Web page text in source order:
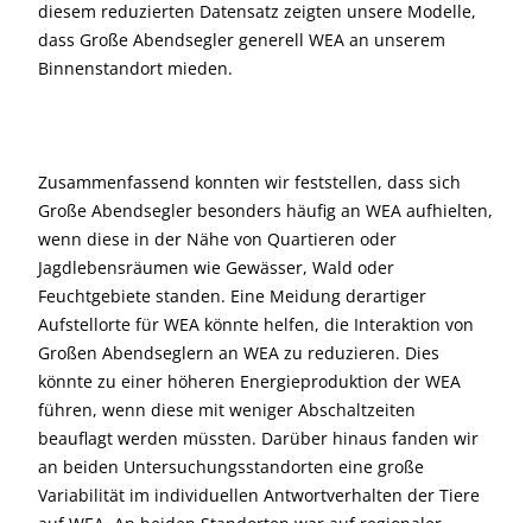
diesem reduzierten Datensatz zeigten unsere Modelle,
dass Große Abendsegler generell WEA an unserem
Binnenstandort mieden.
Zusammenfassend konnten wir feststellen, dass sich
Große Abendsegler besonders häufig an WEA aufhielten,
wenn diese in der Nähe von Quartieren oder
Jagdlebensräumen wie Gewässer, Wald oder
Feuchtgebiete standen. Eine Meidung derartiger
Aufstellorte für WEA könnte helfen, die Interaktion von
Großen Abendseglern an WEA zu reduzieren. Dies
könnte zu einer höheren Energieproduktion der WEA
führen, wenn diese mit weniger Abschaltzeiten
beauflagt werden müssten. Darüber hinaus fanden wir
an beiden Untersuchungsstandorten eine große
Variabilität im individuellen Antwortverhalten der Tiere